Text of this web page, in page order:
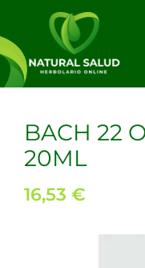
contenido
BACH 22
20ML
16,53 €